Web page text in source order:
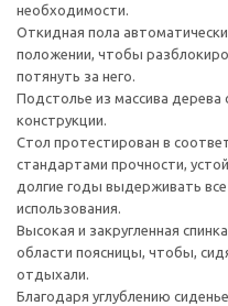
необходимости.
Откидная пола
положении, чтобы
потянуть за него.
Подстолье из массива дерева
конструкции.
Стол протестирован в
стандартами прочности,
долгие годы выдерживать
использования.
Высокая и закругленная
области поясницы, чтобы,
отдыхали.
Благодаря углублению